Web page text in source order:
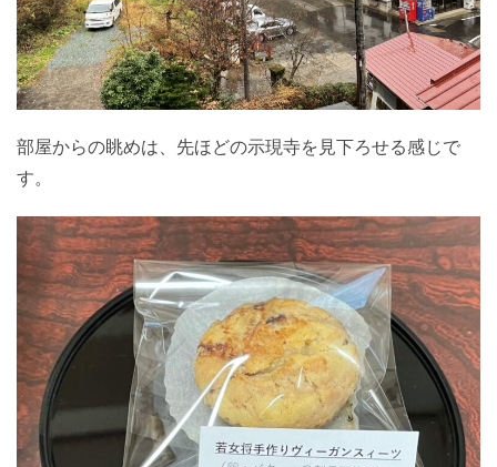
部屋からの眺めは、先ほどの示現寺を見下ろせる感じで
す。